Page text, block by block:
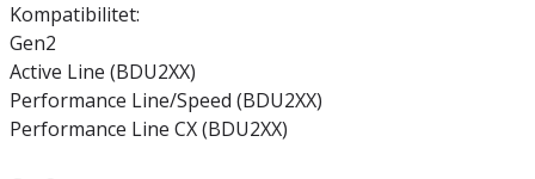
Kompatibilitet:
Gen2
Active Line (BDU2XX)
Performance Line/Speed (BDU2XX)
Performance Line CX (BDU2XX)